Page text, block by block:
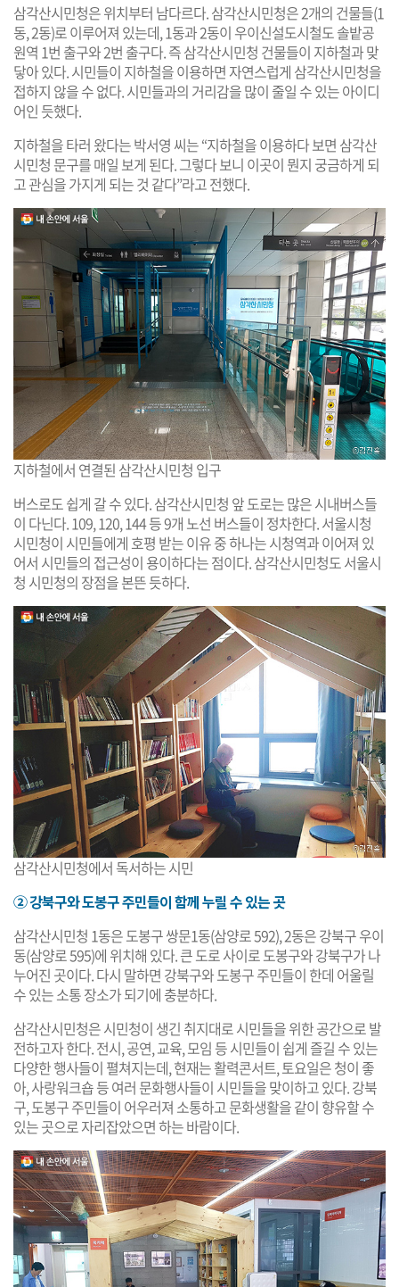
삼각산시민청은 위치부터 남다르다. 삼각산시민청은 2개의 건물들(1
동, 2동)로 이루어져 있는데, 1동과 2동이 우이신설도시철도 솔밭공
원역 1번 출구와 2번 출구다. 즉 삼각산시민청 건물들이 지하철과 맞
닿아 있다. 시민들이 지하철을 이용하면 자연스럽게 삼각산시민청을
접하지 않을 수 없다. 시민들과의 거리감을 많이 줄일 수 있는 아이디
어인 듯했다.
지하철을 타러 왔다는 박서영 씨는 “지하철을 이용하다 보면 삼각산
시민청 문구를 매일 보게 된다. 그렇다 보니 이곳이 뭔지 궁금하게 되
고 관심을 가지게 되는 것 같다”라고 전했다.
지하철에서 연결된 삼각산시민청 입구
버스로도 쉽게 갈 수 있다. 삼각산시민청 앞 도로는 많은 시내버스들
이 다닌다. 109, 120, 144 등 9개 노선 버스들이 정차한다. 서울시청
시민청이 시민들에게 호평 받는 이유 중 하나는 시청역과 이어져 있
어서 시민들의 접근성이 용이하다는 점이다. 삼각산시민청도 서울시
청 시민청의 장점을 본뜬 듯하다.
삼각산시민청에서 독서하는 시민
② 강북구와 도봉구 주민들이 함께 누릴 수 있는 곳
삼각산시민청 1동은 도봉구 쌍문1동(삼양로 592), 2동은 강북구 우이
동(삼양로 595)에 위치해 있다. 큰 도로 사이로 도봉구와 강북구가 나
누어진 곳이다. 다시 말하면 강북구와 도봉구 주민들이 한데 어울릴
수 있는 소통 장소가 되기에 충분하다.
삼각산시민청은 시민청이 생긴 취지대로 시민들을 위한 공간으로 발
전하고자 한다. 전시, 공연, 교육, 모임 등 시민들이 쉽게 즐길 수 있는
다양한 행사들이 펼쳐지는데, 현재는 활력콘서트, 토요일은 청이 좋
아, 사랑워크숍 등 여러 문화행사들이 시민들을 맞이하고 있다. 강북
구, 도봉구 주민들이 어우러져 소통하고 문화생활을 같이 향유할 수
있는 곳으로 자리잡았으면 하는 바람이다.